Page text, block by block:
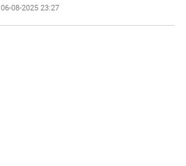
06-08-2025 23:27